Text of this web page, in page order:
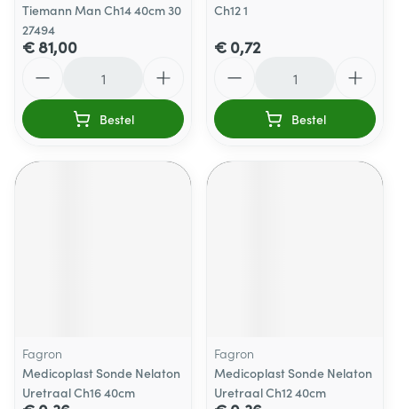
Tiemann Man Ch14 40cm 30
27494
€ 81,00
Bestel
Ch12 1
€ 0,72
Bestel
Fagron
Medicoplast Sonde Nelaton
Uretraal Ch16 40cm
Fagron
Medicoplast Sonde Nelaton
Uretraal Ch12 40cm